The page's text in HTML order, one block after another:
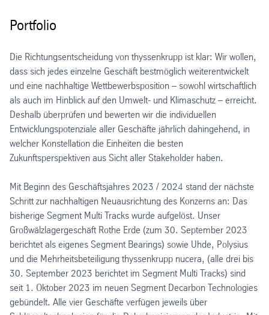
Portfolio
Die Richtungsentscheidung von thyssenkrupp ist klar: Wir wollen,
dass sich jedes einzelne Geschäft bestmöglich weiterentwickelt
und eine nachhaltige Wettbewerbsposition – sowohl wirtschaftlich
als auch im Hinblick auf den Umwelt- und Klimaschutz – erreicht.
Deshalb überprüfen und bewerten wir die individuellen
Entwicklungspotenziale aller Geschäfte jährlich dahingehend, in
welcher Konstellation die Einheiten die besten
Zukunftsperspektiven aus Sicht aller Stakeholder haben.
Mit Beginn des Geschäftsjahres 2023 / 2024 stand der nächste
Schritt zur nachhaltigen Neuausrichtung des Konzerns an: Das
bisherige Segment Multi Tracks wurde aufgelöst. Unser
Großwälzlagergeschäft Rothe Erde (zum 30. September 2023
berichtet als eigenes Segment Bearings) sowie Uhde, Polysius
und die Mehrheitsbeteiligung thyssenkrupp nucera, (alle drei bis
30. September 2023 berichtet im Segment Multi Tracks) sind
seit 1. Oktober 2023 im neuen Segment Decarbon Technologies
gebündelt. Alle vier Geschäfte verfügen jeweils über